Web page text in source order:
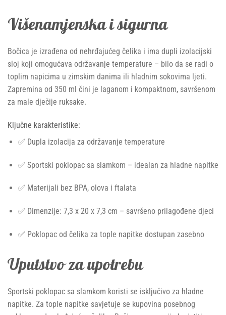
Višenamjenska i sigurna
Bočica je izrađena od nehrđajućeg čelika i ima dupli izolacijski
sloj koji omogućava održavanje temperature – bilo da se radi o
toplim napicima u zimskim danima ili hladnim sokovima ljeti.
Zapremina od 350 ml čini je laganom i kompaktnom, savršenom
za male dječije ruksake.
Ključne karakteristike:
✅ Dupla izolacija za održavanje temperature
✅ Sportski poklopac sa slamkom – idealan za hladne napitke
✅ Materijali bez BPA, olova i ftalata
✅ Dimenzije: 7,3 x 20 x 7,3 cm – savršeno prilagođene djeci
✅ Poklopac od čelika za tople napitke dostupan zasebno
Uputstvo za upotrebu
Sportski poklopac sa slamkom koristi se isključivo za hladne
napitke. Za tople napitke savjetuje se kupovina posebnog